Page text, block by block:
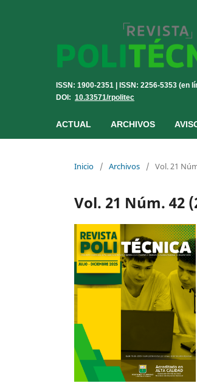
ISSN: 1900-2351 | ISSN: 2256-5353 (en
DOI: 10.33571/rpolitec
ACTUAL ARCHIVOS
Inicio / Archivos / Vol. 21
Vol. 21 Núm. 42